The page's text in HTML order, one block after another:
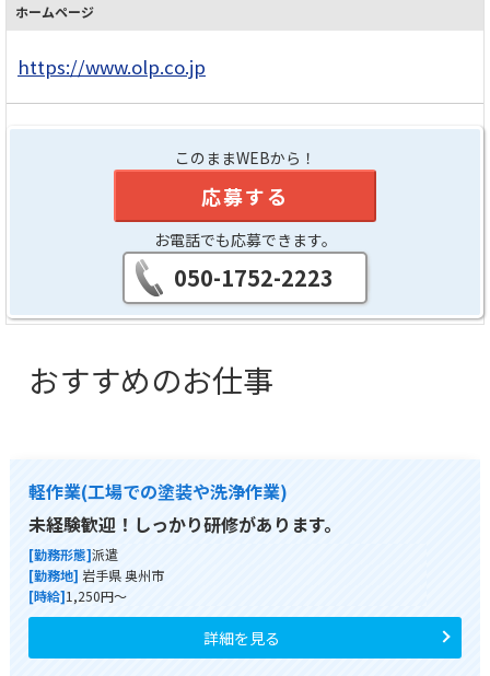
ホームページ
https://www.olp.co.jp
このままWEBから！
応募する
お電話でも応募できます。
050-1752-2223
おすすめのお仕事
軽作業(工場での塗装や洗浄作業)
未経験歓迎！しっかり研修があります。
[勤務形態]派遣
[勤務地] 岩手県 奥州市
[時給]1,250円～
詳細を見る